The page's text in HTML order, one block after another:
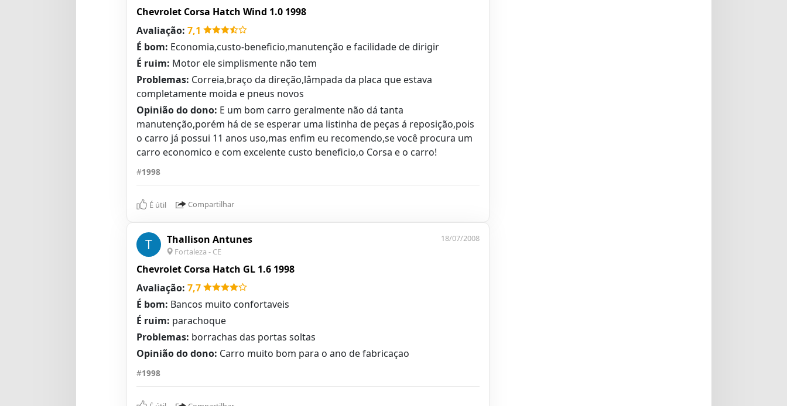
Chevrolet Corsa Hatch Wind 1.0 1998
Avaliação: 7,1
É bom: Economia,custo-beneficio,manutenção e facilidade de dirigir
É ruim: Motor ele simplismente não tem
Problemas: Correia,braço da direção,lâmpada da placa que estava
completamente moida e pneus novos
Opinião do dono: E um bom carro geralmente não dá tanta
manutenção,porém há de se esperar uma listinha de peças á reposição,pois
o carro já possui 11 anos uso,mas enfim eu recomendo,se você procura um
carro economico e com excelente custo beneficio,o Corsa e o carro!
#1998
É útil Compartilhar
T Thallison Antunes
Fortaleza - CE
18/07/2008
Chevrolet Corsa Hatch GL 1.6 1998
Avaliação: 7,7
É bom: Bancos muito confortaveis
É ruim: parachoque
Problemas: borrachas das portas soltas
Opinião do dono: Carro muito bom para o ano de fabricaçao
#1998